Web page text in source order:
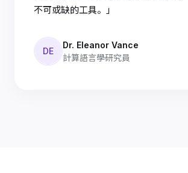
不可或缺的工具。」
DE
Dr. Eleanor Vance
計算語言學研究員